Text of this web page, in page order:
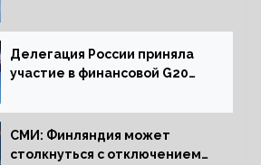
активов
Делегация России приняла
участие в финансовой G20
СМИ: Финляндия может
столкнуться с отключением